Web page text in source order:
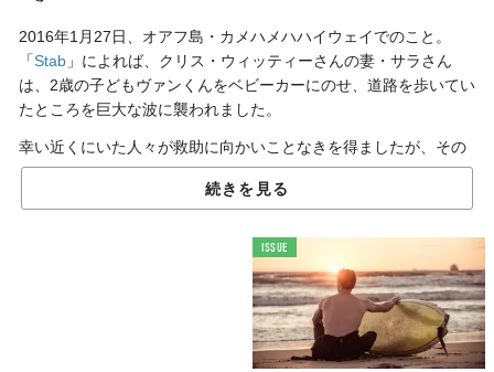
2016年1月27日、オアフ島・カメハメハハイウェイでのこと。
「Stab 」によれば、クリス・ウィッティーさんの妻・サラさん
は、2歳の子どもヴァンくんをベビーカーにのせ、道路を歩いてい
たところを巨大な波に襲われました。
幸い近くにいた人々が救助に向かいことなきを得ましたが、その
ときにまっさきに手を差し伸べたのは、あの世界的に有名なプロ
サーファーだったのだとか！クリスさんが彼に向けて投稿した感
サーフィンの神様が
波にのまれた家族を救出！
続きを見る
ISSUE